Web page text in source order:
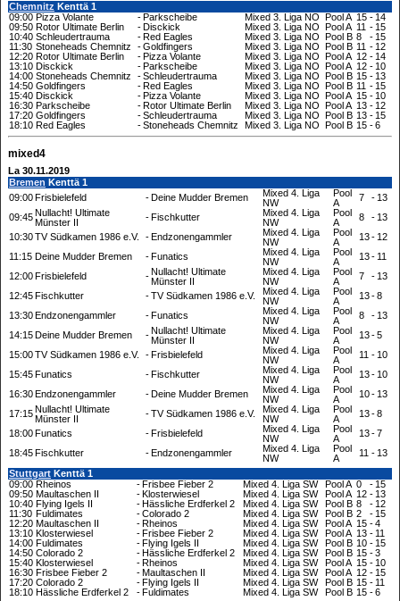
Chemnitz Kenttä 1
09:00 Pizza Volante -Parkscheibe Mixed 3. Liga NO Pool A 15 - 14
09:50 Rotor Ultimate Berlin -Disckick Mixed 3. Liga NO Pool A 11 - 15
10:40 Schleudertrauma -Red Eagles Mixed 3. Liga NO Pool B 8 - 15
11:30 Stoneheads Chemnitz -Goldfingers Mixed 3. Liga NO Pool B 11 - 12
12:20 Rotor Ultimate Berlin -Pizza Volante Mixed 3. Liga NO Pool A 12 - 14
13:10 Disckick -Parkscheibe Mixed 3. Liga NO Pool A 12 - 10
14:00 Stoneheads Chemnitz -Schleudertrauma Mixed 3. Liga NO Pool B 15 - 13
14:50 Goldfingers -Red Eagles Mixed 3. Liga NO Pool B 11 - 15
15:40 Disckick -Pizza Volante Mixed 3. Liga NO Pool A 15 - 10
16:30 Parkscheibe -Rotor Ultimate Berlin Mixed 3. Liga NO Pool A 13 - 12
17:20 Goldfingers -Schleudertrauma Mixed 3. Liga NO Pool B 13 - 15
18:10 Red Eagles -Stoneheads Chemnitz Mixed 3. Liga NO Pool B 15 -6
mixed4
La 30.11.2019
Bremen Kenttä 1
09:00Frisbielefeld -Deine Mudder Bremen
Mixed 4. Liga
NW
Pool
A
7 - 13
09:45Nullacht! Ultimate
Münster II
-Fischkutter
Mixed 4. Liga
NW
Pool
A
8 - 13
10:30TV Südkamen 1986 e.V. -Endzonengammler
Mixed 4. Liga
NW
Pool
A
13- 12
11:15 Deine Mudder Bremen -Funatics
Mixed 4. Liga
NW
Pool
A
13- 11
12:00Frisbielefeld -Nullacht! Ultimate
Münster II
Mixed 4. Liga
NW
Pool
A
7 - 13
12:45Fischkutter -TV Südkamen 1986 e.V.
Mixed 4. Liga
NW
Pool
A
13-8
13:30Endzonengammler -Funatics
Mixed 4. Liga
NW
Pool
A
8 - 13
14:15Deine Mudder Bremen -Nullacht! Ultimate
Münster II
Mixed 4. Liga
NW
Pool
A
13-5
15:00TV Südkamen 1986 e.V. -Frisbielefeld
Mixed 4. Liga
NW
Pool
A
11 - 10
15:45Funatics -Fischkutter
Mixed 4. Liga
NW
Pool
A
13- 10
16:30Endzonengammler -Deine Mudder Bremen
Mixed 4. Liga
NW
Pool
A
10- 13
17:15Nullacht! Ultimate
Münster II
-TV Südkamen 1986 e.V.
Mixed 4. Liga
NW
Pool
A
13-8
18:00Funatics -Frisbielefeld
Mixed 4. Liga
NW
Pool
A
13-7
18:45Fischkutter -Endzonengammler
Mixed 4. Liga
NW
Pool
A
11 - 13
Stuttgart Kenttä 1
09:00 Rheinos -Frisbee Fieber 2 Mixed 4. Liga SW Pool A 0 - 15
09:50 Maultaschen II -Klosterwiesel Mixed 4. Liga SW Pool A 12 - 13
10:40 Flying Igels II -Hässliche Erdferkel 2 Mixed 4. Liga SW Pool B 8 - 12
11:30 Fuldimates -Colorado 2 Mixed 4. Liga SW Pool B 2 - 15
12:20 Maultaschen II -Rheinos Mixed 4. Liga SW Pool A 15 -4
13:10 Klosterwiesel -Frisbee Fieber 2 Mixed 4. Liga SW Pool A 13 - 11
14:00 Fuldimates -Flying Igels II Mixed 4. Liga SW Pool B 10 - 15
14:50 Colorado 2 -Hässliche Erdferkel 2 Mixed 4. Liga SW Pool B 15 -3
15:40 Klosterwiesel -Rheinos Mixed 4. Liga SW Pool A 15 - 10
16:30 Frisbee Fieber 2 -Maultaschen II Mixed 4. Liga SW Pool A 12 - 15
17:20 Colorado 2 -Flying Igels II Mixed 4. Liga SW Pool B 15 - 11
18:10 Hässliche Erdferkel 2 -Fuldimates Mixed 4. Liga SW Pool B 15 -6